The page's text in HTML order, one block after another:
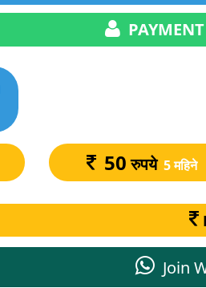
50 रुपये 5 महिने
Join